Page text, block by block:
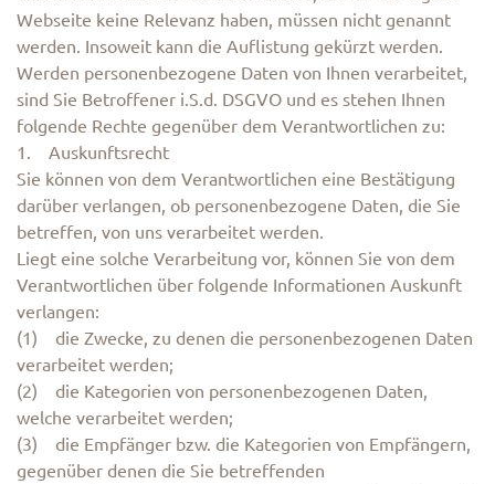
Webseite keine Relevanz haben, müssen nicht genannt
werden. Insoweit kann die Auflistung gekürzt werden.
Werden personenbezogene Daten von Ihnen verarbeitet,
sind Sie Betroffener i.S.d. DSGVO und es stehen Ihnen
folgende Rechte gegenüber dem Verantwortlichen zu:
1. Auskunftsrecht
Sie können von dem Verantwortlichen eine Bestätigung
darüber verlangen, ob personenbezogene Daten, die Sie
betreffen, von uns verarbeitet werden.
Liegt eine solche Verarbeitung vor, können Sie von dem
Verantwortlichen über folgende Informationen Auskunft
verlangen:
(1) die Zwecke, zu denen die personenbezogenen Daten
verarbeitet werden;
(2) die Kategorien von personenbezogenen Daten,
welche verarbeitet werden;
(3) die Empfänger bzw. die Kategorien von Empfängern,
gegenüber denen die Sie betreffenden